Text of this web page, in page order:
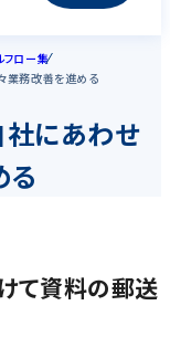
フロー集
業務改善を進める
にあわせ
る
て資料の郵送